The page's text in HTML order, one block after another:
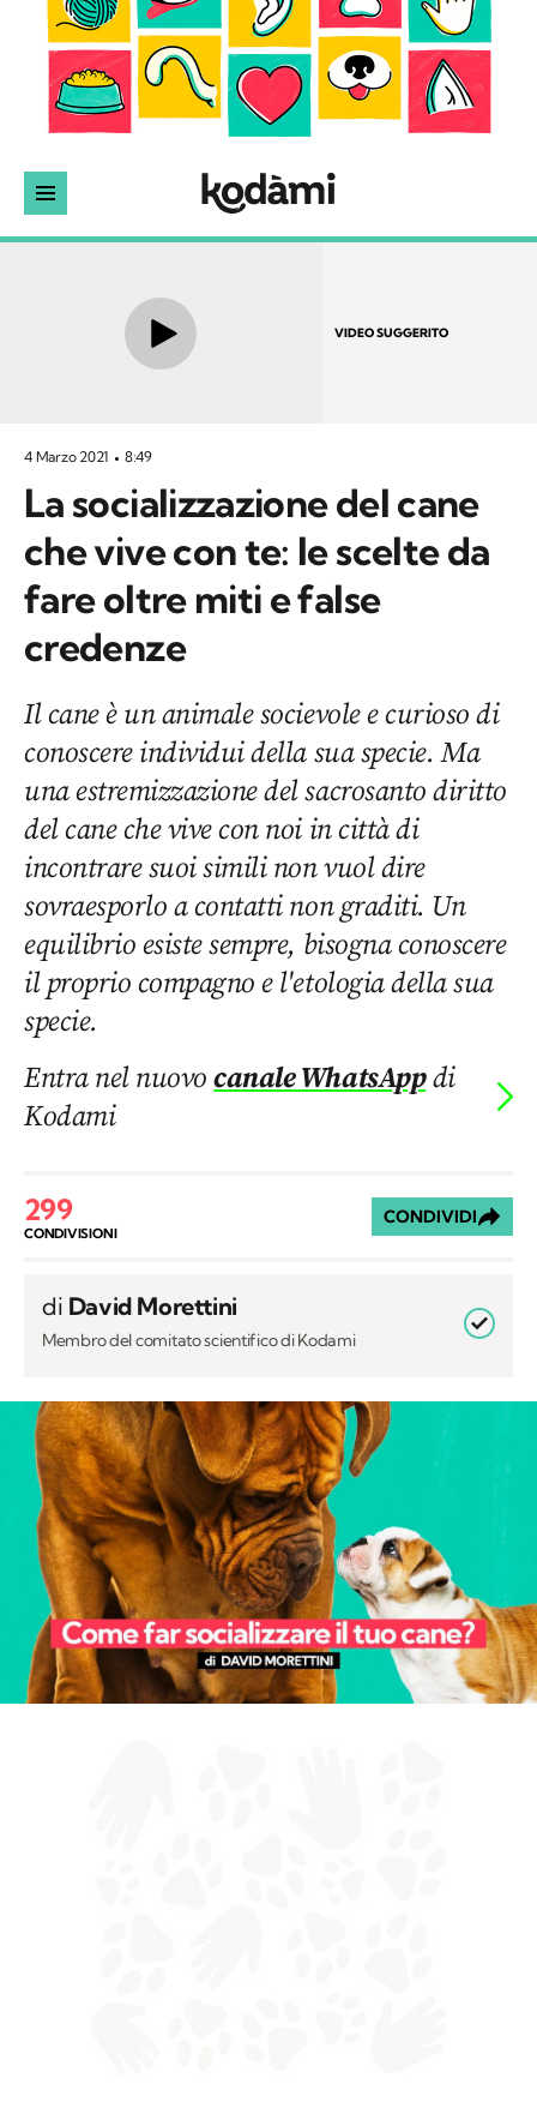
VIDEO SUGGERITO
4 Marzo 2021 8:49
La socializzazione del cane
che vive con te: le scelte da
fare oltre miti e false
credenze
Il cane è un animale socievole e curioso di
conoscere individui della sua specie. Ma
una estremizzazione del sacrosanto diritto
del cane che vive con noi in città di
incontrare suoi simili non vuol dire
sovraesporlo a contatti non graditi. Un
equilibrio esiste sempre, bisogna conoscere
il proprio compagno e l'etologia della sua
specie.
Entra nel nuovocanale WhatsAppdi
Kodami
299
CONDIVISIONI
CONDIVIDI
di David Morettini
Membro del comitato scientifico di Kodami